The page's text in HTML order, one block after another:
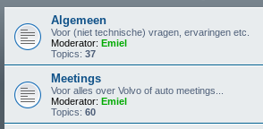
Algemeen
Voor (niet technische) vragen, ervaringen etc.
Moderator: Emiel
Topics: 37
Meetings
Voor alles over Volvo of auto meetings...
Moderator: Emiel
Topics: 60